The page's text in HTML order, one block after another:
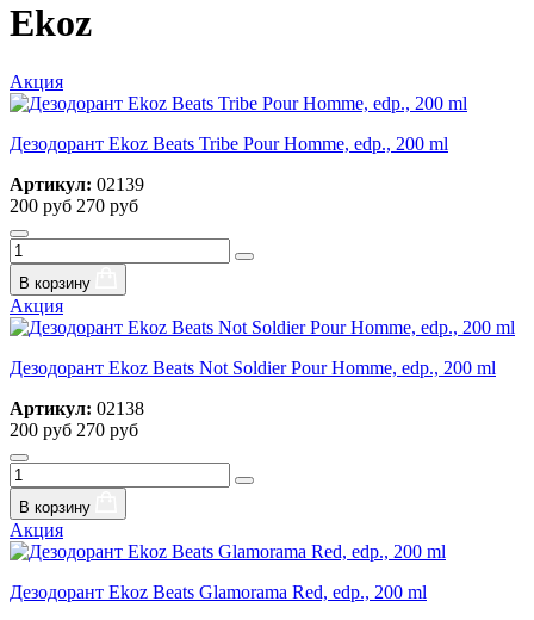
Ekoz
Акция
Дезодорант Ekoz Beats Tribe Pour Homme, edp., 200 ml
Артикул: 02139
200 руб 270 руб
В корзину
Акция
Дезодорант Ekoz Beats Not Soldier Pour Homme, edp., 200 ml
Артикул: 02138
200 руб 270 руб
В корзину
Акция
Дезодорант Ekoz Beats Glamorama Red, edp., 200 ml